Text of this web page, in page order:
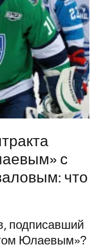
с
что
подписавший
Юлаевым»?